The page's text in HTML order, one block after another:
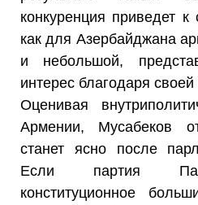
конкуренция приведет
как для Азербайджана
и небольшой,
интерес благодаря своей
Оценивая
Армении, Мусабеков
станет ясно после
Если партия
конституционное